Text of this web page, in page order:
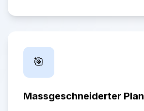
🎯
Massgeschneiderter Plan